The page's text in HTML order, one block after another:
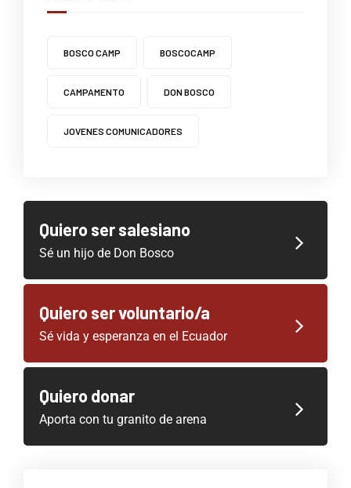
BOSCO CAMP BOSCOCAMP
CAMPAMENTO DON BOSCO
JOVENES COMUNICADORES
Quiero ser salesiano
Sé un hijo de Don Bosco
Quiero ser voluntario/a
Sé vida y esperanza en el Ecuador
Quiero donar
Aporta con tu granito de arena